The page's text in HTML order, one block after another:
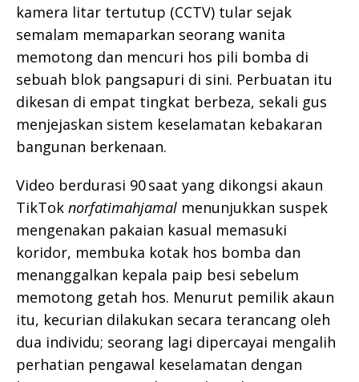
kamera litar tertutup (CCTV) tular sejak
semalam memaparkan seorang wanita
memotong dan mencuri hos pili bomba di
sebuah blok pangsapuri di sini. Perbuatan itu
dikesan di empat tingkat berbeza, sekali gus
menjejaskan sistem keselamatan kebakaran
bangunan berkenaan.
Video berdurasi 90 saat yang dikongsi akaun
TikTok norfatimahjamal menunjukkan suspek
mengenakan pakaian kasual memasuki
koridor, membuka kotak hos bomba dan
menanggalkan kepala paip besi sebelum
memotong getah hos. Menurut pemilik akaun
itu, kecurian dilakukan secara terancang oleh
dua individu; seorang lagi dipercayai mengalih
perhatian pengawal keselamatan dengan